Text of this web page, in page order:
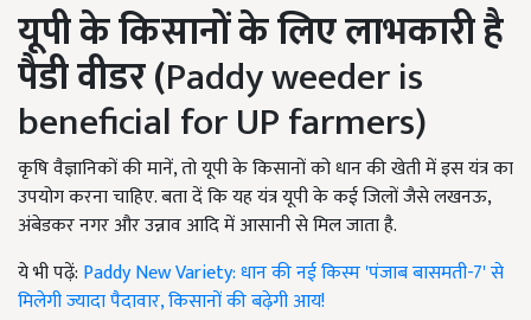
यूपी के किसानों के लिए लाभकारी है
पैडी वीडर (Paddy weeder is
beneficial for UP farmers)
कृषि वैज्ञानिकों की मानें, तो यूपी के किसानों को धान की खेती में इस यंत्र का
उपयोग करना चाहिए. बता दें कि यह यंत्र यूपी के कई जिलों जैसे लखनऊ,
अंबेडकर नगर और उन्नाव आदि में आसानी से मिल जाता है.
ये भी पढ़ें: Paddy New Variety: धान की नई किस्म 'पंजाब बासमती-7' से
मिलेगी ज्यादा पैदावार, किसानों की बढ़ेगी आय!